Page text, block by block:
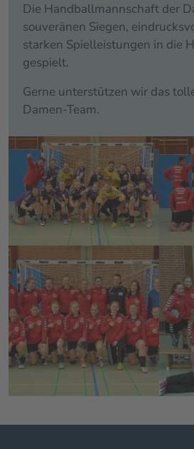
Die Handballmannschaft der
souveränen Siegen,
starken Spielleistungen in die
gespielt.
Gerne unterstützen wir das
Damen-Team.